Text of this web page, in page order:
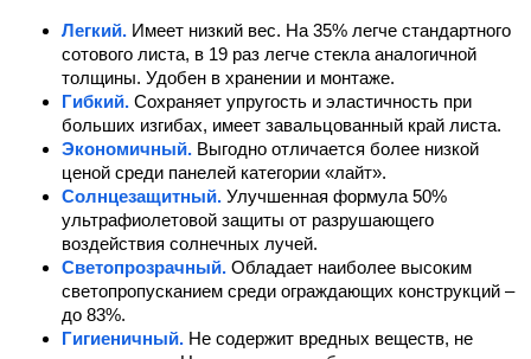
Легкий. Имеет низкий вес. На 35% легче стандартного
сотового листа, в 19 раз легче стекла аналогичной
толщины. Удобен в хранении и монтаже.
Гибкий. Сохраняет упругость и эластичность при
больших изгибах, имеет завальцованный край листа.
Экономичный. Выгодно отличается более низкой
ценой среди панелей категории «лайт».
Солнцезащитный. Улучшенная формула 50%
ультрафиолетовой защиты от разрушающего
воздействия солнечных лучей.
Светопрозрачный. Обладает наиболее высоким
светопропусканием среди ограждающих конструкций –
до 83%.
Гигиеничный. Не содержит вредных веществ, не